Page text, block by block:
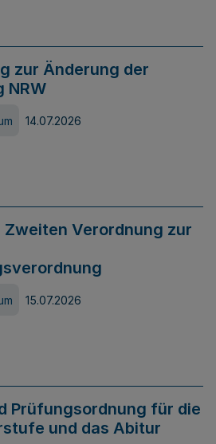
zur Änderung der
NRW
14.07.2026
Verordnung zur
15.07.2026
Prüfungsordnung für die
und das Abitur